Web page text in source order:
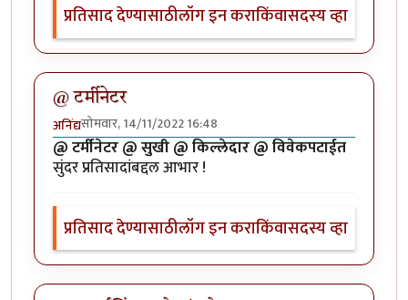
प्रतिसाद देण्यासाठीलॉग इन कराकिंवासदस्य व्हा
@ टर्मीनेटर
अनिंद्यसोमवार, 14/11/2022 16:48
@ टर्मीनेटर @ सुखी @ किल्लेदार @ विवेकपटाईत
सुंदर प्रतिसादांबद्दल आभार !
प्रतिसाद देण्यासाठीलॉग इन कराकिंवासदस्य व्हा